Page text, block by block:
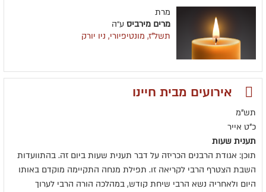
מרת
מרים מירביס ע״ה
תשל"ז, מונטיפיורי, ניו יורק
אירועים מבית חיינו
תש"מ
כ"ט אייר
תענית שעות
תוכן: אגודת הרבנים הכריזה על דבר תענית שעות ביום זה. בהתוועדות
השבת הצטרף הרבי לקריאה זו. תפילת מנחה התקיימה מוקדם באותו
היום ולאחריה נשא הרבי שיחת קודש, במהלכה הורה הרבי לערוך